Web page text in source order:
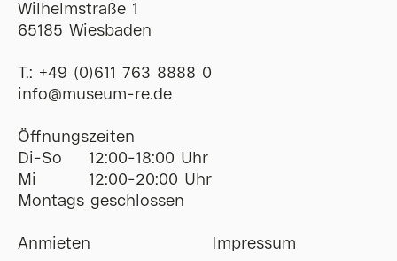
Wilhelmstraße 1
65185 Wiesbaden
T.: +49 (0)611 763 8888 0
ofni@museum-re de
Öffnungszeiten
Di-So
12:00-18:00 Uhr
Mi
12:00-20:00 Uhr
Montags geschlossen
Anmieten Impressum